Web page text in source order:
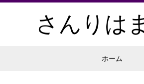
さんりは
ホーム